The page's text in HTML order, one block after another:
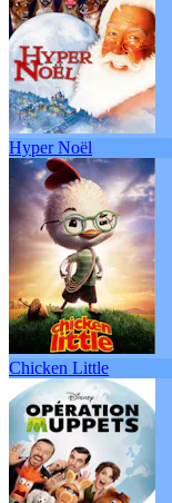
Hyper Noël
Chicken Little